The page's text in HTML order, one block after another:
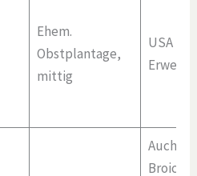
Ehem.
Obstplantage,
mittig
USA
Auch
Broich